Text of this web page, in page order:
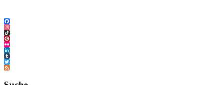
Facebook
Instagram
TikTok
Pinterest
Flickr
LinkedIn
Tumblr
Twitter
Feed